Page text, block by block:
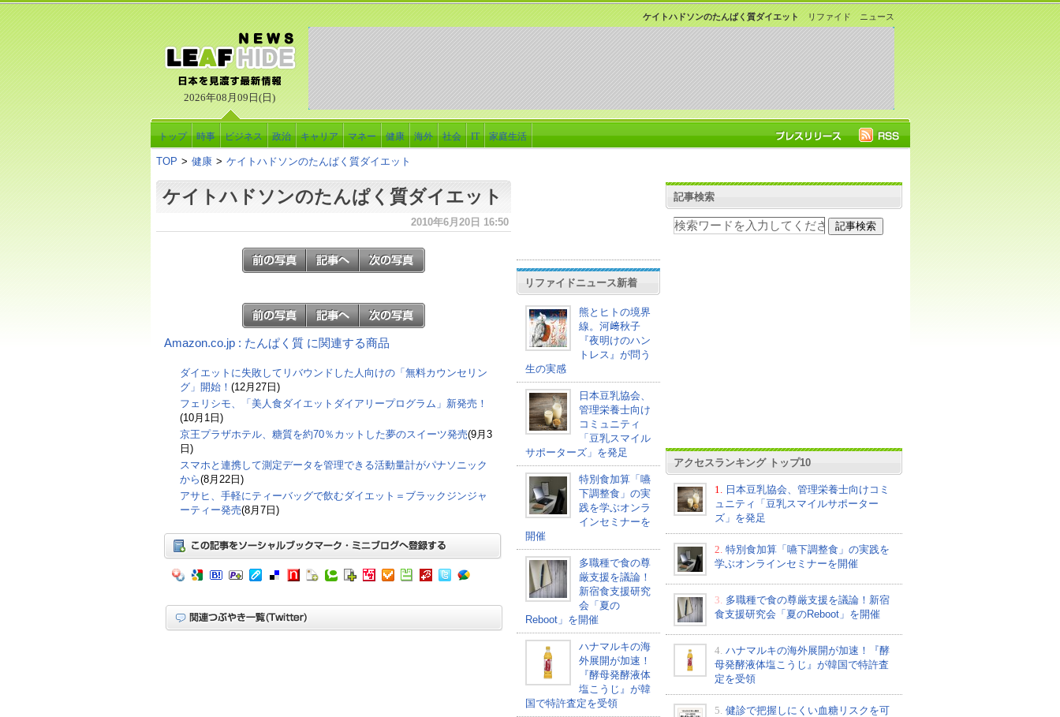
2026年08月09日(日)
リファイド ニュース
ケイトハドソンのたんぱく質ダイエット
トップ 時事 ビジネス 政治 キャリア マネー 健康 海外 社会 IT 家庭生活
TOP > 健康 > ケイトハドソンのたんぱく質ダイエット
ケイトハドソンのたんぱく質ダイエット
2010年6月20日 16:50
Amazon.co.jp : たんぱく質 に関連する商品
ダイエットに失敗してリバウンドした人向けの「無料カウンセリン
グ」開始！ (12月27日)
フェリシモ、「美人食ダイエットダイアリープログラム」新発売！
(10月1日)
京王プラザホテル、糖質を約70％カットした夢のスイーツ発売(9月3
日)
スマホと連携して測定データを管理できる活動量計がパナソニック
から(8月22日)
アサヒ、手軽にティーバッグで飲むダイエット＝ブラックジンジャ
ーティー発売(8月7日)
リファイドニュース新着
熊とヒトの境界
線。河﨑秋子
『夜明けのハン
トレス』が問う
生の実感
日本豆乳協会、
管理栄養士向け
コミュニティ
「豆乳スマイル
サポーターズ」を発足
特別食加算「嚥
下調整食」の実
践を学ぶオンラ
インセミナーを
開催
多職種で食の尊
厳支援を議論！
新宿食支援研究
会「夏の
Reboot」を開催
ハナマルキの海
外展開が加速！
『酵母発酵液体
塩こうじ』が韓
国で特許査定を受領
記事検索
アクセスランキング トップ10
1.
日本豆乳協会、管理栄養士向けコミ
ュニティ「豆乳スマイルサポーター
ズ」を発足
2. 特別食加算「嚥下調整食」の実践を
学ぶオンラインセミナーを開催
3. 多職種で食の尊厳支援を議論！新宿
食支援研究会「夏のReboot」を開催
4. ハナマルキの海外展開が加速！『酵
母発酵液体塩こうじ』が韓国で特許査
定を受領
5. 健診で把握しにくい血糖リスクを可